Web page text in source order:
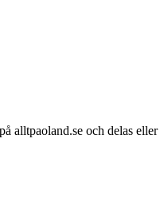
alltpaoland.se och delas eller